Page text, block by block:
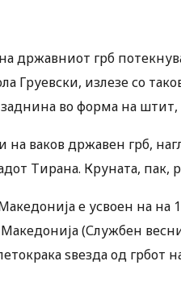
државниот грб
Груевски, излезе со
во форма на
на ваков државен грб,
Тирана. Круната, пак,
е усвоен на
(Службен
ѕвезда од грбот